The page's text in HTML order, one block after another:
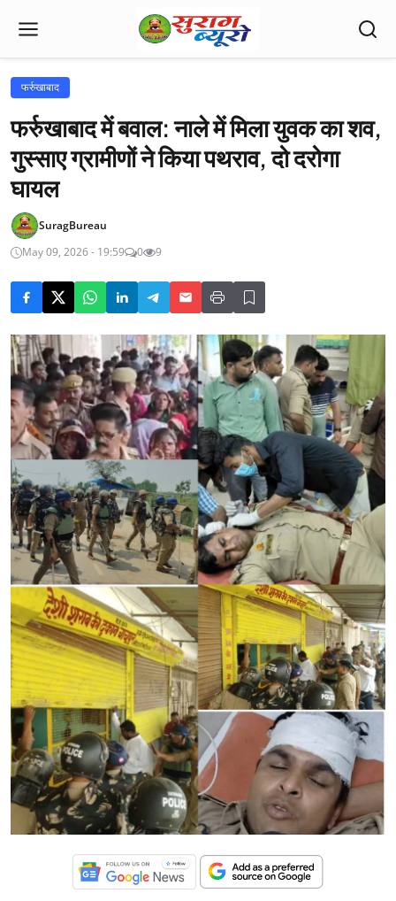
फर्रुखाबाद
फर्रुखाबाद में बवाल: नाले में मिला युवक का शव,
गुस्साए ग्रामीणों ने किया पथराव, दो दरोगा
घायल
SuragBureau
May 09, 2026 - 19:59
0 9